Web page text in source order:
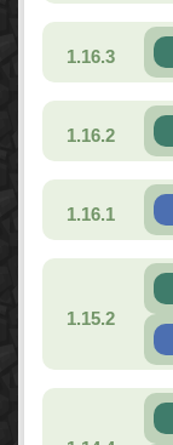
1.16.3
1.16.2
1.16.1
1.15.2